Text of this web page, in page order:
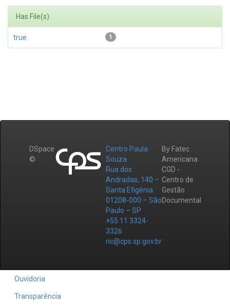
Has File(s)
1
true
DSpace
©
Centro Paula
Souza
Rua dos
Andradas, 140 –
Santa Efigênia
01208-000 – São
Paulo – SP
+55 11 3324-
3326
ric@cps.sp.gov.br
By Fatec
Americana
CGD -
Centro de
Gestão
Documental
Ouvidoria
Transparência